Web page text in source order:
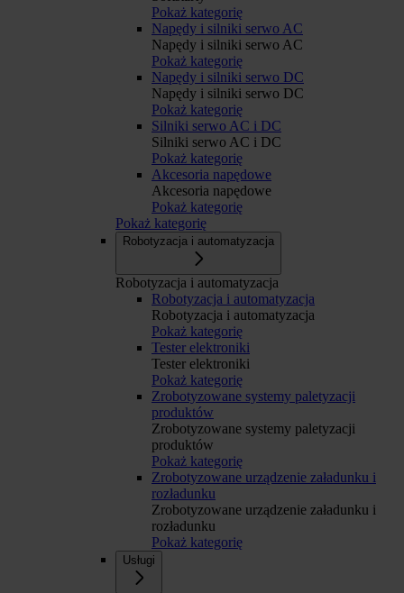
Pokaż kategorię
Napędy i silniki serwo AC
Napędy i silniki serwo AC
Pokaż kategorię
Napędy i silniki serwo DC
Napędy i silniki serwo DC
Pokaż kategorię
Silniki serwo AC i DC
Silniki serwo AC i DC
Pokaż kategorię
Akcesoria napędowe
Akcesoria napędowe
Pokaż kategorię
Pokaż kategorię
Robotyzacja i automatyzacja
Robotyzacja i automatyzacja
Robotyzacja i automatyzacja
Robotyzacja i automatyzacja
Pokaż kategorię
Tester elektroniki
Tester elektroniki
Pokaż kategorię
Zrobotyzowane systemy paletyzacji
produktów
Zrobotyzowane systemy paletyzacji
produktów
Pokaż kategorię
Zrobotyzowane urządzenie załadunku i
rozładunku
Zrobotyzowane urządzenie załadunku i
rozładunku
Pokaż kategorię
Usługi